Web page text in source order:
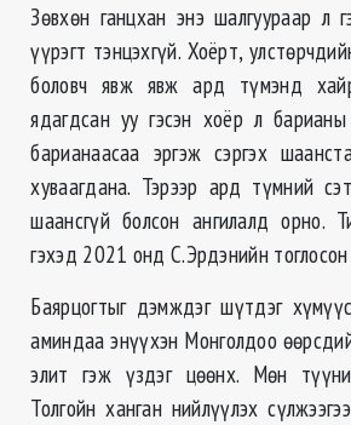
Зөвхөн ганцхан энэ шалгуураар л
үүрэгт тэнцэхгүй. Хоёрт,
боловч явж явж ард түмэнд
ядагдсан уу гэсэн хоёр л
барианаасаа эргэж сэргэх
хуваагдана. Тэрээр ард түмний
шаансгүй болсон ангилалд орно.
гэхэд 2021 онд С.Эрдэнийн
Баярцогтыг дэмждэг шүтдэг
аминдаа энүүхэн Монголдоо
элит гэж үздэг цөөнх. Мөн
Толгойн ханган нийлүүлэх